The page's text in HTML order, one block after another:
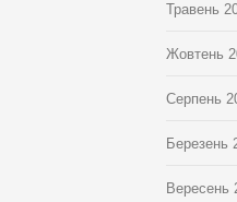
Травень
Жовтень
Серпень
Березень
Вересень